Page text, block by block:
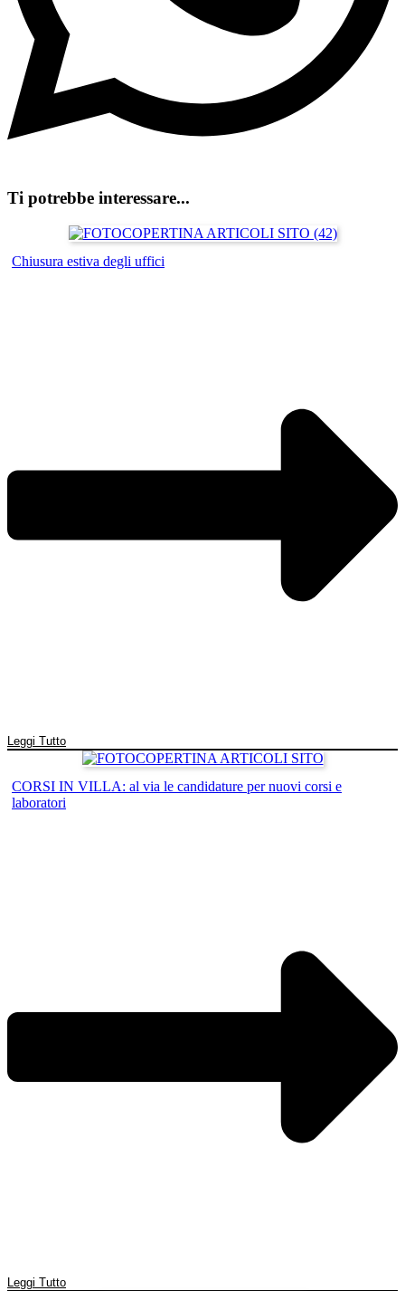
Ti potrebbe interessare...
Chiusura estiva degli uffici
Leggi Tutto
CORSI IN VILLA: al via le candidature per nuovi corsi e
laboratori
Leggi Tutto